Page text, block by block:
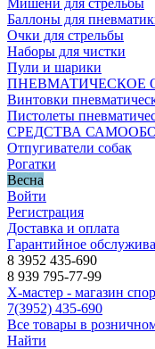
Мишени для стрельбы
Баллоны для
Очки для стрельбы
Наборы для чистки
Пули и шарики
ПНЕВМАТИЧЕСКОЕ
Винтовки
Пистолеты
СРЕДСТВА
Отпугиватели собак
Рогатки
Весна
Войти
Регистрация
Доставка и оплата
Гарантийное
8 3952 435-690
8 939 795-77-99
Х-мастер - магазин
7(3952) 435-690
Все товары в
Найти